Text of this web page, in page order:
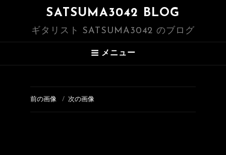
SATSUMA3042 BLOG
ギタリスト SATSUMA3042 のブログ
メニュー
前の画像 次の画像